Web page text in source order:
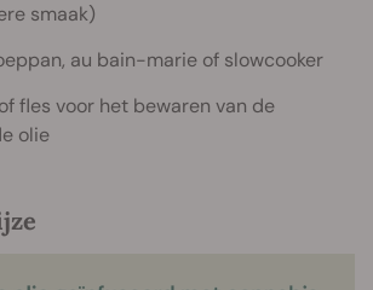
smaak)
au bain-marie of slowcooker
fles voor het bewaren van de
olie